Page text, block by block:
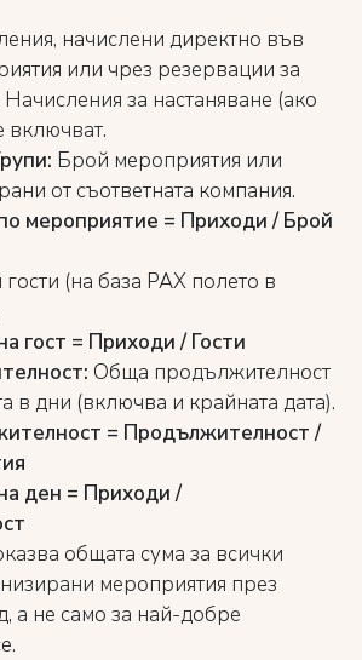
начислени директно във
или чрез резервации за
за настаняване (ако
включват.
Брой мероприятия или
от съответната компания.
мероприятие = Приходи / Брой
(на база PAX полето в
гост = Приходи / Гости
Обща продължителност
в дни (включва и крайната дата).
= Продължителност /
ден = Приходи /
общата сума за всички
мероприятия през
а не само за най-добре